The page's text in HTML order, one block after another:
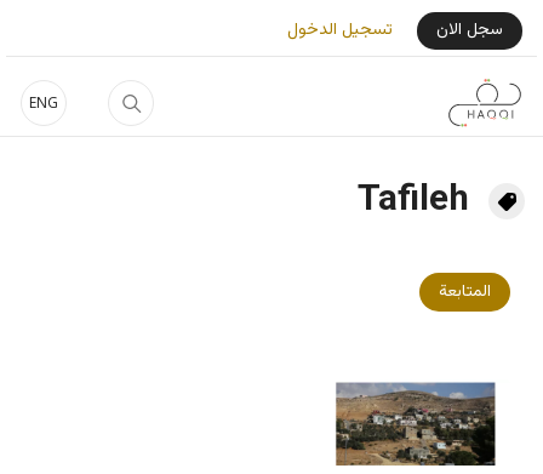
تجاوز إلى المحتوى الرئيسي
ENG
User Login Menu
سجل الان تسجيل الدخول
Tafileh
المتابعة